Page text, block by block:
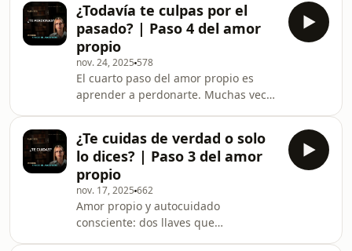
se tambalea.En este episodio
hablamos de cómo la falta de
confianza se cuela en nuestras
decisiones diarias: en lo que eliges,
en lo que pospones, en lo que
permites… y cómo empezar a cambiar
esa relación contigo misma/o. La
transformación consciente emp
¿Todavía te culpas por el
pasado? | Paso 4 del amor
propio
nov. 24, 2025 578
El cuarto paso del amor propio es
aprender a perdonarte. Muchas veces
que seguimos reclamándonos a
nosotras/os mismas/os.En este
episodio hablamos de por qué es tan
difícil soltar la culpa, cómo la mente
repite viejos patrones de
autoexigencia y qué significa
realmente perdonarse.El amor propio
¿Te cuidas de verdad o solo
lo dices? | Paso 3 del amor
propio
nov. 17, 2025 662
Amor propio y autocuidado
consciente: dos llaves que